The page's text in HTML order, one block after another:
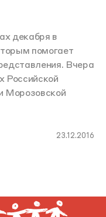
декабря в
помогает
Вчера
Российской
Морозовской
23.12.2016